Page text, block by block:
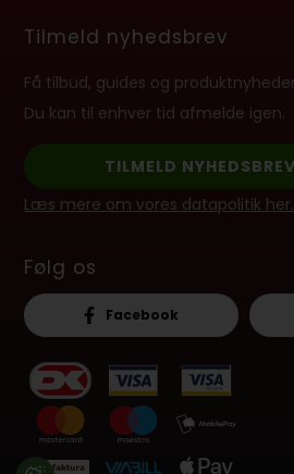
Tilmeld nyhedsbrev
Få tilbud, guides og
Du kan til enhver tid afmelde igen.
TILMELD NYHEDSBREV
Læs mere om vores datapolitik her.
Følg os
Facebook